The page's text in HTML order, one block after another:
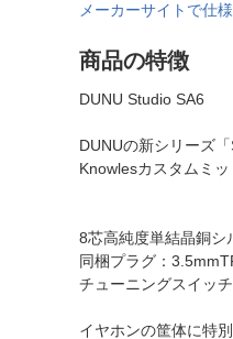
メーカーサイトで仕
商品の特徴
DUNU Studio SA6
DUNUの新シリーズ
Knowlesカスタムミ
8芯高純度単結晶銅シ
同梱プラグ：
チューニングスイッチ
イヤホンの筐体に特